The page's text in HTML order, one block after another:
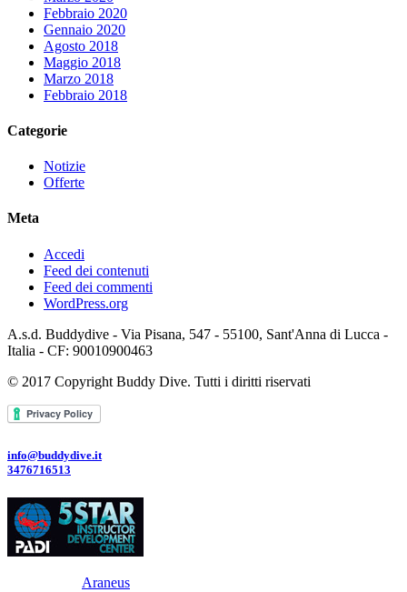
Febbraio 2020
Gennaio 2020
Agosto 2018
Maggio 2018
Marzo 2018
Febbraio 2018
Categorie
Notizie
Offerte
Meta
Accedi
Feed dei contenuti
Feed dei commenti
WordPress.org
A.s.d. Buddydive - Via Pisana, 547 - 55100, Sant'Anna di Lucca -
Italia - CF: 90010900463
© 2017 Copyright Buddy Dive. Tutti i diritti riservati
info@buddydive.it
3476716513
Araneus